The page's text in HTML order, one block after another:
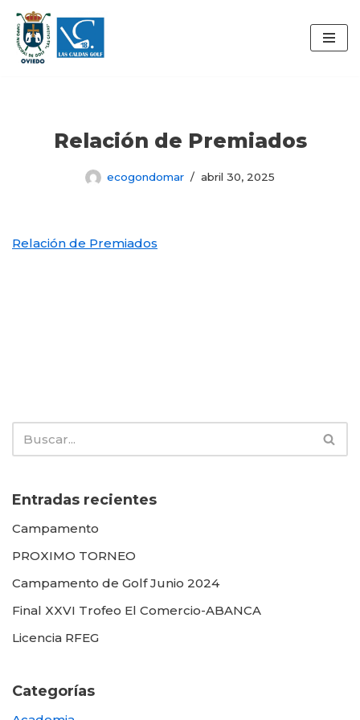
Saltar
al
Relación de Premiados
ecogondomar abril 30, 2025
Relación de Premiados
Entradas recientes
Campamento
PROXIMO TORNEO
Campamento de Golf Junio 2024
Final XXVI Trofeo El Comercio-ABANCA
Licencia RFEG
Categorías